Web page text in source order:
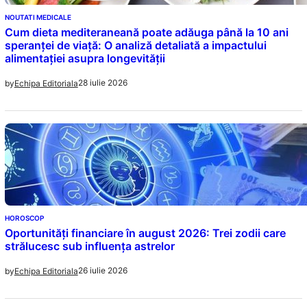
NOUTATI MEDICALE
Cum dieta mediteraneană poate adăuga până la 10 ani
speranței de viață: O analiză detaliată a impactului
alimentației asupra longevității
byEchipa Editoriala28 iulie 2026
HOROSCOP
Oportunități financiare în august 2026: Trei zodii care
strălucesc sub influența astrelor
byEchipa Editoriala26 iulie 2026